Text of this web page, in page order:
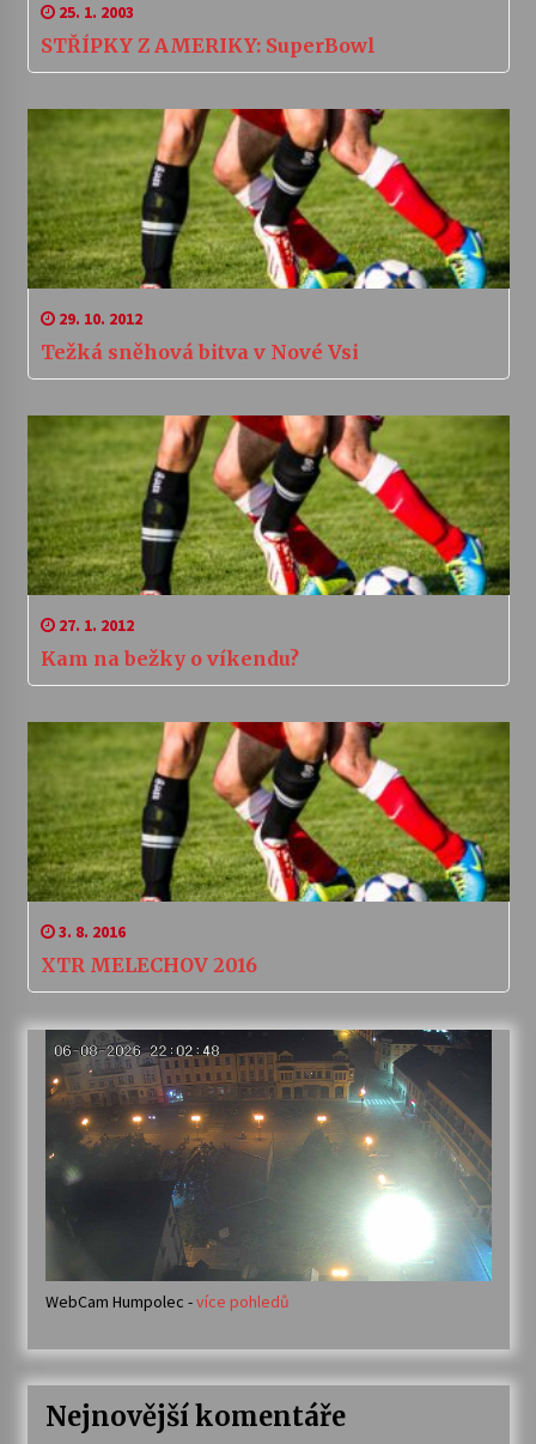
25. 1. 2003
STŘÍPKY Z AMERIKY: SuperBowl
29. 10. 2012
Težká sněhová bitva v Nové Vsi
27. 1. 2012
Kam na bežky o víkendu?
3. 8. 2016
XTR MELECHOV 2016
WebCam Humpolec -více pohledů
Nejnovější komentáře